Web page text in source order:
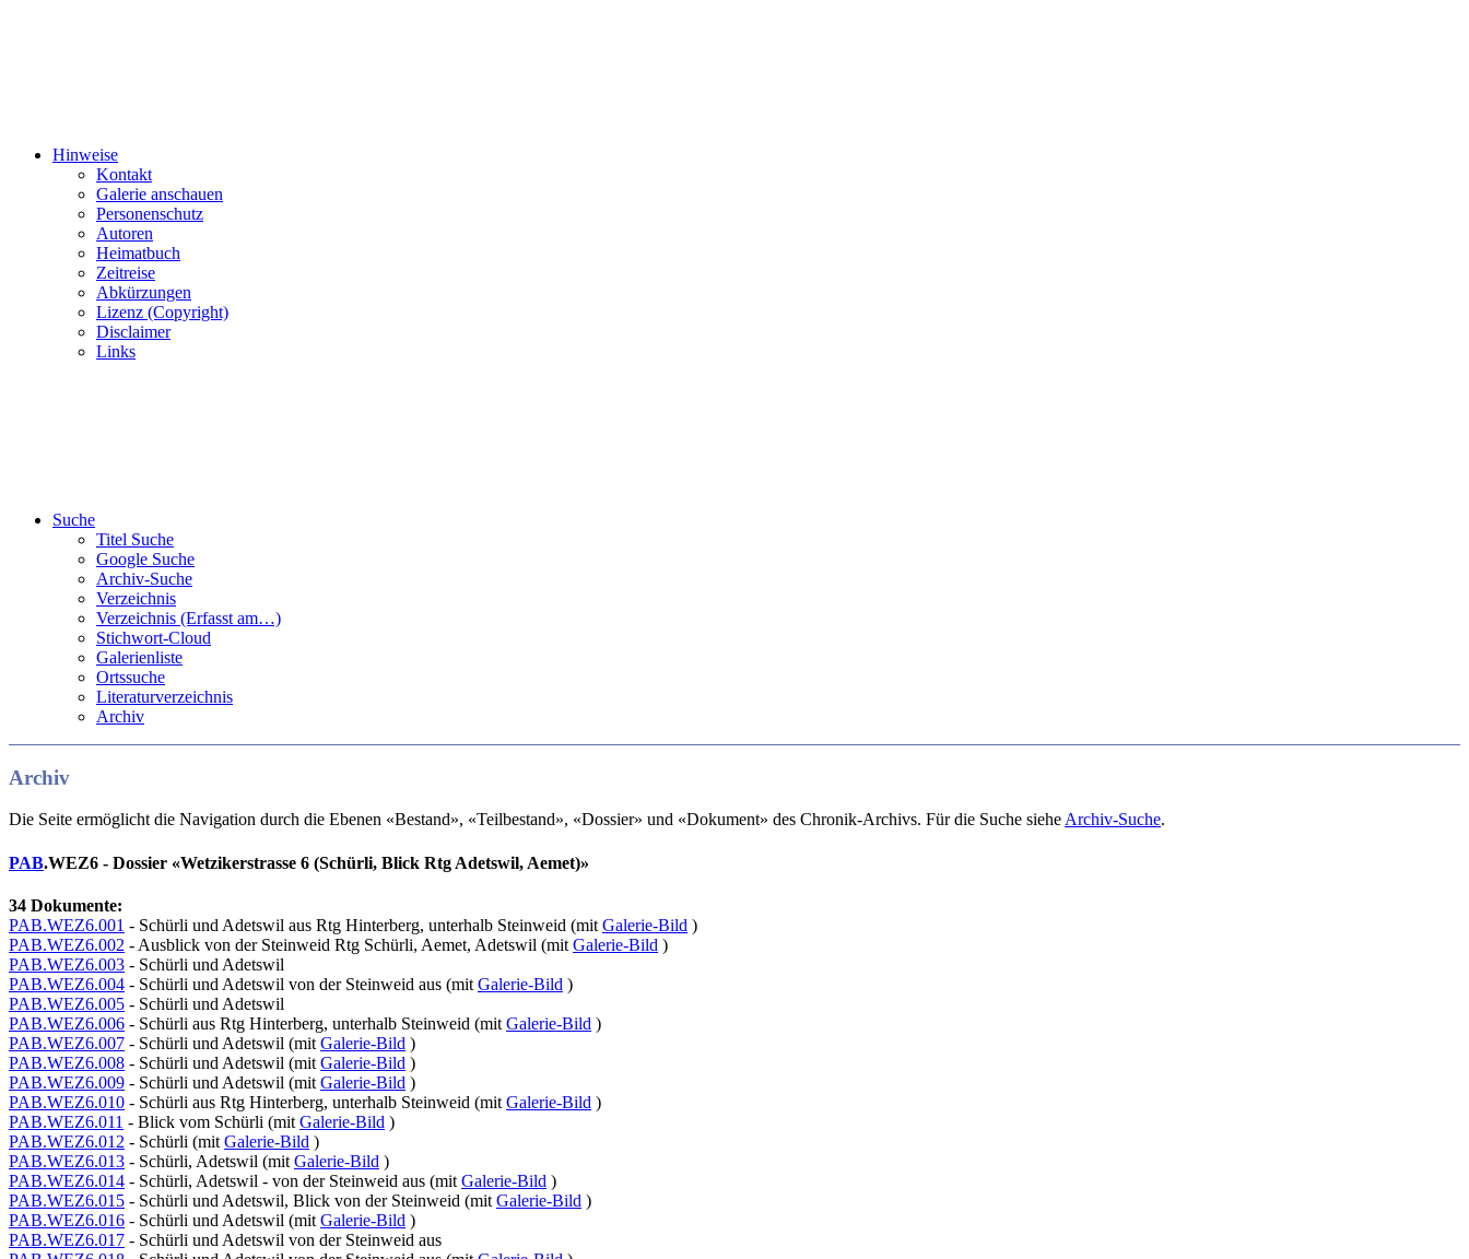
Hinweise
Kontakt
Galerie anschauen
Personenschutz
Autoren
Heimatbuch
Zeitreise
Abkürzungen
Lizenz (Copyright)
Disclaimer
Links
Suche
Titel Suche
Google Suche
Archiv-Suche
Verzeichnis
Verzeichnis (Erfasst am…)
Stichwort-Cloud
Galerienliste
Ortssuche
Literaturverzeichnis
Archiv
Archiv
Die Seite ermöglicht die Navigation durch die Ebenen «Bestand», «Teilbestand», «Dossier» und «Dokument» des Chronik-Archivs. Für die Suche sieheArchiv-Suche.
PAB.WEZ6 - Dossier «Wetzikerstrasse 6 (Schürli, Blick Rtg Adetswil, Aemet)»
34 Dokumente:
PAB.WEZ6.001 - Schürli und Adetswil aus Rtg Hinterberg, unterhalb Steinweid (mit Galerie-Bild )
PAB.WEZ6.002 - Ausblick von der Steinweid Rtg Schürli, Aemet, Adetswil (mit Galerie-Bild )
PAB.WEZ6.003 - Schürli und Adetswil
PAB.WEZ6.004 - Schürli und Adetswil von der Steinweid aus (mit Galerie-Bild )
PAB.WEZ6.005 - Schürli und Adetswil
PAB.WEZ6.006 - Schürli aus Rtg Hinterberg, unterhalb Steinweid (mit Galerie-Bild )
PAB.WEZ6.007 - Schürli und Adetswil (mit Galerie-Bild )
PAB.WEZ6.008 - Schürli und Adetswil (mit Galerie-Bild )
PAB.WEZ6.009 - Schürli und Adetswil (mit Galerie-Bild )
PAB.WEZ6.010 - Schürli aus Rtg Hinterberg, unterhalb Steinweid (mit Galerie-Bild )
PAB.WEZ6.011 - Blick vom Schürli (mit Galerie-Bild )
PAB.WEZ6.012 - Schürli (mit Galerie-Bild )
PAB.WEZ6.013 - Schürli, Adetswil (mit Galerie-Bild )
PAB.WEZ6.014 - Schürli, Adetswil - von der Steinweid aus (mit Galerie-Bild )
PAB.WEZ6.015 - Schürli und Adetswil, Blick von der Steinweid (mit Galerie-Bild )
PAB.WEZ6.016 - Schürli und Adetswil (mit Galerie-Bild )
PAB.WEZ6.017 - Schürli und Adetswil von der Steinweid aus